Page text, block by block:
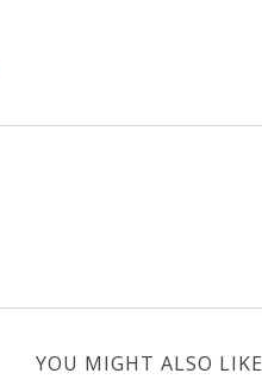
YOU MIGHT ALSO LIKE